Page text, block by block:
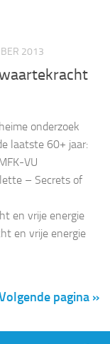
2013
onderzoek
laatste 60+ jaar:
VU
– Secrets of
en vrije energie
en vrije energie
pagina »